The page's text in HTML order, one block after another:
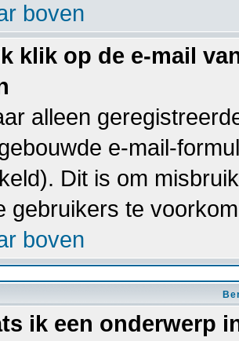
boven
klik op de e-mail
alleen
e-mail-
Dit is om
gebruikers te
boven
ik een onderwerp